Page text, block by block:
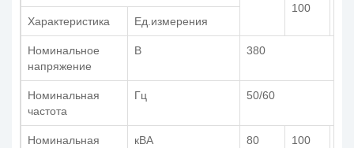
100
Характеристика
Ед.измерения
Номинальное
напряжение
В 380
Номинальная
частота
Гц 50/60
Номинальная
кВА 80 100